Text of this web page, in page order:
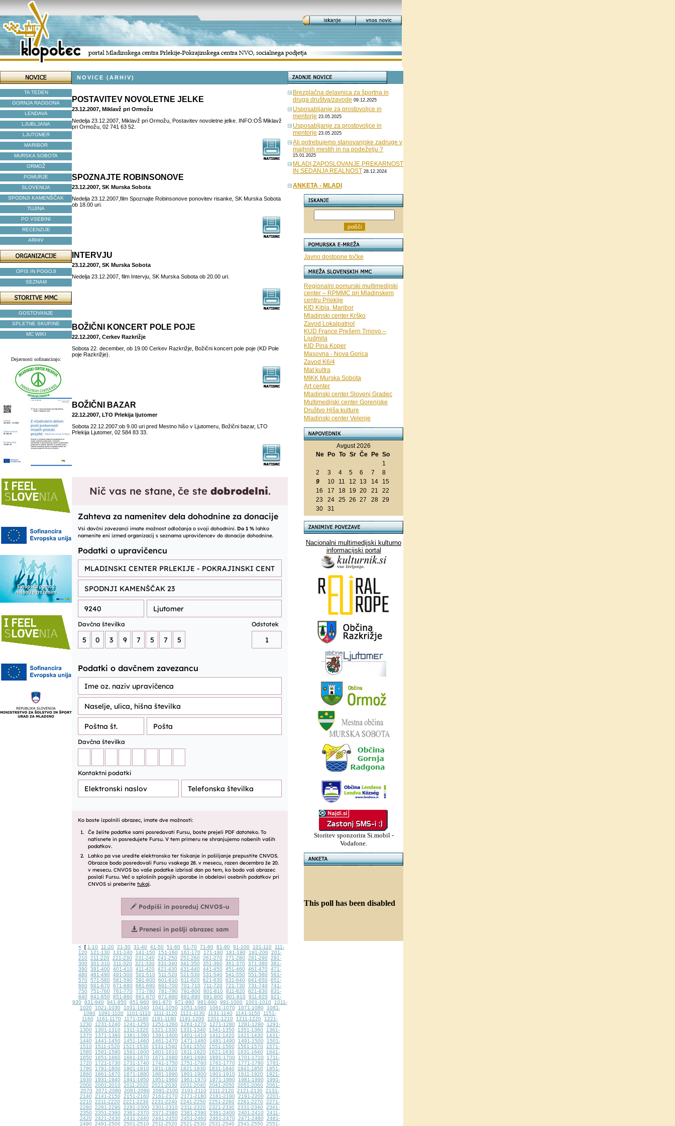
TA TEDEN
GORNJA RADGONA
LENDAVA
LJUBLJANA
LJUTOMER
MARIBOR
MURSKA SOBOTA
ORMOŽ
POMURJE
SLOVENIJA
SPODNJI KAMENŠČAK
TUJINA
PO VSEBINI
RECENZIJE
ARHIV
OPIS IN POGOJI
SEZNAM
GOSTOVANJE
SPLETNE SKUPINE
MC WIKI
Dejavnosti sofinancirajo:
NOVICE (ARHIV)
POSTAVITEV NOVOLETNE JELKE
23.12.2007, Miklavž pri Ormožu
Nedelja 23.12.2007, Miklavž pri Ormožu, Postavitev novoletne jelke. INFO:OŠ Miklavž
pri Ormožu, 02 741 63 52.
SPOZNAJTE ROBINSONOVE
23.12.2007, SK Murska Sobota
Nedelja 23.12.2007,film Spoznajte Robinsonove ponovitev risanke, SK Murska Sobota
ob 18.00 uri.
INTERVJU
23.12.2007, SK Murska Sobota
Nedelja 23.12.2007, film Intervju, SK Murska Sobota ob 20.00 uri.
BOŽIČNI KONCERT POLE POJE
22.12.2007, Cerkev Razkrižje
Sobota 22. december, ob 19.00 Cerkev Razkrižje, Božični koncert pole poje (KD Pole
poje Razkrižje).
BOŽIČNI BAZAR
22.12.2007, LTO Prlekija ljutomer
Sobota 22.12.2007:ob 9.00 uri pred Mestno hišo v Ljutomeru, Božični bazar, LTO
Prlekija Ljutomer, 02 584 83 33.
< [ 1-10 11-20 21-30 31-40 41-50 51-60 61-70 71-80 81-90 91-100 101-110
111-
120
121-130 131-140 141-150 151-160 161-170 171-180 181-190 191-200
201-
210
211-220 221-230 231-240 241-250 251-260 261-270 271-280 281-290
291-
300
301-310 311-320 321-330 331-340 341-350 351-360 361-370 371-380
381-
390
391-400 401-410 411-420 421-430 431-440 441-450 451-460 461-470
471-
480
481-490 491-500 501-510 511-520 521-530 531-540 541-550 551-560
561-
570
571-580 581-590 591-600 601-610 611-620 621-630 631-640 641-650
651-
660
661-670 671-680 681-690 691-700 701-710 711-720 721-730 731-740
741-
750
751-760 761-770 771-780 781-790 791-800 801-810 811-820 821-830
831-
840
841-850 851-860 861-870 871-880 881-890 891-900 901-910 911-920
921-
930
931-940 941-950 951-960 961-970 971-980 981-990 991-1000 1001-1010
1011-
1020
1021-1030 1031-1040 1041-1050 1051-1060 1061-1070 1071-1080
1081-
1090
1091-1100 1101-1110 1111-1120 1121-1130 1131-1140 1141-1150
1151-
1160
1161-1170 1171-1180 1181-1190 1191-1200 1201-1210 1211-1220
1221-
1230
1231-1240 1241-1250 1251-1260 1261-1270 1271-1280 1281-1290
1291-
1300
1301-1310 1311-1320 1321-1330 1331-1340 1341-1350 1351-1360
1361-
1370
1371-1380 1381-1390 1391-1400 1401-1410 1411-1420 1421-1430
1431-
1440
1441-1450 1451-1460 1461-1470 1471-1480 1481-1490 1491-1500
1501-
1510
1511-1520 1521-1530 1531-1540 1541-1550 1551-1560 1561-1570
1571-
1580
1581-1590 1591-1600 1601-1610 1611-1620 1621-1630 1631-1640
1641-
1650
1651-1660 1661-1670 1671-1680 1681-1690 1691-1700 1701-1710
1711-
1720
1721-1730 1731-1740 1741-1750 1751-1760 1761-1770 1771-1780
1781-
1790
1791-1800 1801-1810 1811-1820 1821-1830 1831-1840 1841-1850
1851-
1860
1861-1870 1871-1880 1881-1890 1891-1900 1901-1910 1911-1920
1921-
1930
1931-1940 1941-1950 1951-1960 1961-1970 1971-1980 1981-1990
1991-
2000
2001-2010 2011-2020 2021-2030 2031-2040 2041-2050 2051-2060
2061-
2070
2071-2080 2081-2090 2091-2100 2101-2110 2111-2120 2121-2130
2131-
2140
2141-2150 2151-2160 2161-2170 2171-2180 2181-2190 2191-2200
2201-
2210
2211-2220 2221-2230 2231-2240 2241-2250 2251-2260 2261-2270
2271-
2280
2281-2290 2291-2300 2301-2310 2311-2320 2321-2330 2331-2340
2341-
2350
2351-2360 2361-2370 2371-2380 2381-2390 2391-2400 2401-2410
2411-
2420
2421-2430 2431-2440 2441-2450 2451-2460 2461-2470 2471-2480
2481-
2490
2491-2500 2501-2510 2511-2520 2521-2530 2531-2540 2541-2550 2551-
Brezplačna delavnica za športna in
druga društva/zavode 09.12.2025
Usposabljanje za prostovoljce in
mentorje 23.05.2025
Usposabljanje za prostovoljce in
mentorje 23.05.2025
Ali potrebujemo stanovanjske zadruge v
majhnih mestih in na podeželju ?
15.01.2025
MLADI,ZAPOSLOVANJE,PREKARNOST
IN SEDANJA REALNOST 28.12.2024
ANKETA - MLADI
Javno dostopne točke
Regionalni pomurski multimedijski
center – RPMMC pri Mladinskem
centru Prlekije
KID Kibla, Maribor
Mladinski center Krško
Zavod Lokalpatriot
KUD France Prešern Trnovo –
Ljudmila
KID Pina Koper
Masovna - Nova Gorica
Zavod K6/4
Mat kultra
MIKK Murska Sobota
Art center
Mladinski center Slovenj Gradec
Multimedijski center Gorenjske
Društvo Hiša kulture
Mladinski center Velenje
Avgust 2026
Ne
Po To Sr Če Pe So
1
2
3 4 5 6 7
8
9
10 11 12 13 14
15
16
17 18 19 20 21
22
23
24 25 26 27 28 29
30
31
Nacionalni multimedijski kulturno
informacijski portal
Storitev sponzorira Si.mobil -
Vodafone.
This poll has been disabled